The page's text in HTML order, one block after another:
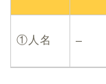
①人名 –